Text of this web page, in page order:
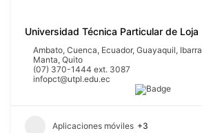
Universidad Técnica Particular de Loja
Ambato, Cuenca, Ecuador, Guayaquil, Ibarra
Manta, Quito
(07) 370-1444 ext. 3087
infopct@utpl.edu.ec
Aplicaciones móviles +3